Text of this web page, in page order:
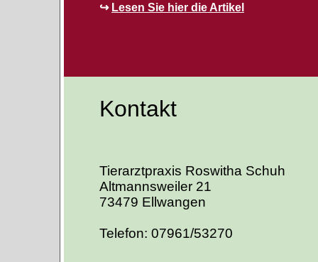
↪ Lesen Sie hier die Artikel
Kontakt
Tierarztpraxis Roswitha Schuh
Altmannsweiler 21
73479 Ellwangen
Telefon: 07961/53270